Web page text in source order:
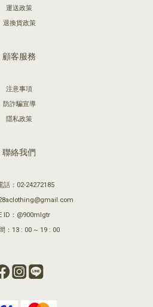
運送政策
退換貨政策
顧客服務
注意事項
防詐騙宣導
隱私政策
聯絡我們
話：02-24272185
ID：@900mlgtr
：13 : 00 ~ 19 : 00